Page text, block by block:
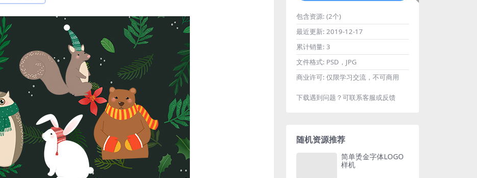
包含资源: (2个)
最近更新: 2019-12-17
累计销量: 3
文件格式: PSD，JPG
商业许可: 仅限学习交流，不可商用
下载遇到问题？可联系客服或反馈
随机资源推荐
简单烫金字体LOGO
样机